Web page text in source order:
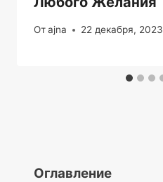
Отajna 22 декабря, 2023
Оглавление